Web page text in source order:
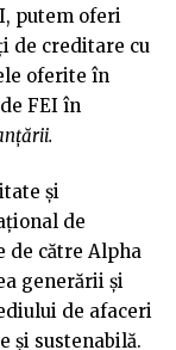
putem oferi
de creditare cu
oferite în
FEI în
și
de
de către Alpha
generării și
de afaceri
și sustenabilă.